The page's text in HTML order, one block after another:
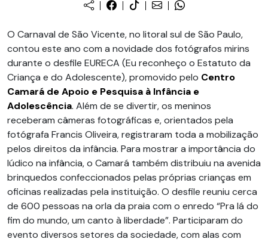
O Carnaval de São Vicente, no litoral sul de São Paulo,
contou este ano com a novidade dos fotógrafos mirins
durante o desfile EURECA (Eu reconheço o Estatuto da
Criança e do Adolescente), promovido pelo Centro
Camará de Apoio e Pesquisa à Infância e
Adolescência. Além de se divertir, os meninos
receberam câmeras fotográficas e, orientados pela
fotógrafa Francis Oliveira, registraram toda a mobilização
pelos direitos da infância. Para mostrar a importância do
lúdico na infância, o Camará também distribuiu na avenida
brinquedos confeccionados pelas próprias crianças em
oficinas realizadas pela instituição. O desfile reuniu cerca
de 600 pessoas na orla da praia com o enredo “Pra lá do
fim do mundo, um canto à liberdade”. Participaram do
evento diversos setores da sociedade, com alas com